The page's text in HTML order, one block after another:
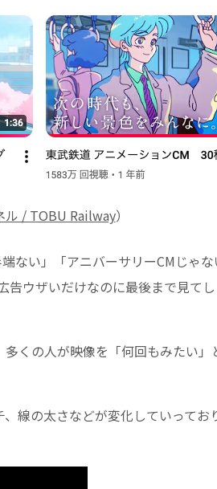
ル / TOBU Railway）
ない」「アニバーサリーCMじゃ
ウザいだけなのに最後まで見て
くの人が映像を「何回もみたい
線の太さなどが変化していってお